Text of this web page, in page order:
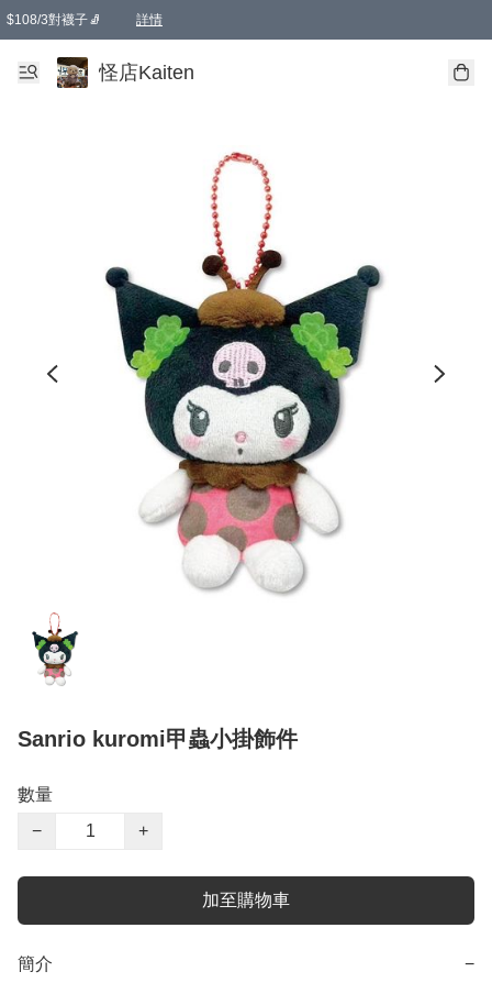
$108/3對襪子🧦 詳情
卡通傘☂️2把8折
購物滿 HKD 650.00即享免運費優惠！（適用於 本地送貨、本地取貨 )
怪店Kaiten
Sanrio kuromi甲蟲小掛飾件
數量
−
+
加至購物車
簡介 −